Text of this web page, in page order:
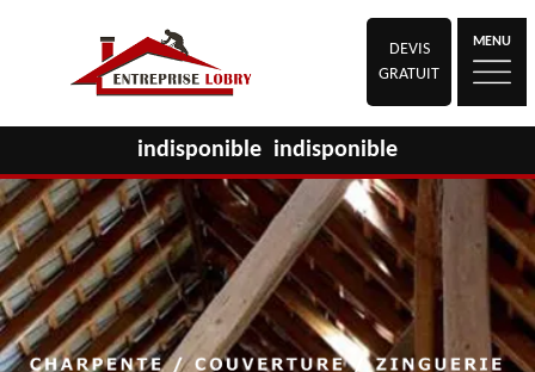
DEVIS
GRATUIT
MENU
indisponible indisponible